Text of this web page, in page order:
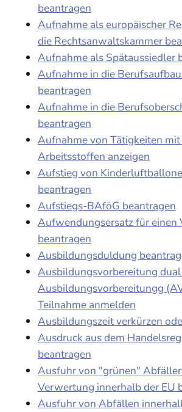
beantragen
Aufnahme als europäischer
die Rechtsanwaltskammer
Aufnahme als Spätaussiedler
Aufnahme in die
beantragen
Aufnahme in die
beantragen
Aufnahme von Tätigkeiten
Arbeitsstoffen anzeigen
Aufstieg von
beantragen
Aufstiegs-BAföG beantragen
Aufwendungsersatz für einen
beantragen
Ausbildungsduldung
Ausbildungsvorbereitung
Ausbildungsvorbereitungg
Teilnahme anmelden
Ausbildungszeit verkürzen
Ausdruck aus dem
beantragen
Ausfuhr von "grünen"
Verwertung innerhalb der EU
Ausfuhr von Abfällen